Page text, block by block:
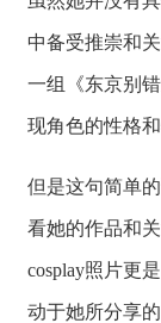
中备受推崇和
一组《东京别
现角色的性格和
但是这句简单
看她的作品和
cosplay照片更
动于她所分享的